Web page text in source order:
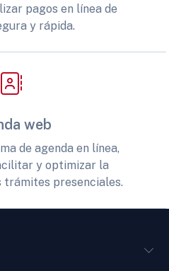
pagos en línea de
y rápida.
web
de agenda en línea,
y optimizar la
trámites presenciales.